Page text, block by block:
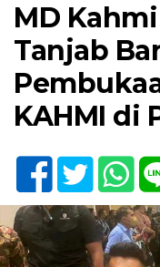
MD
Tanjab
KAHMI di